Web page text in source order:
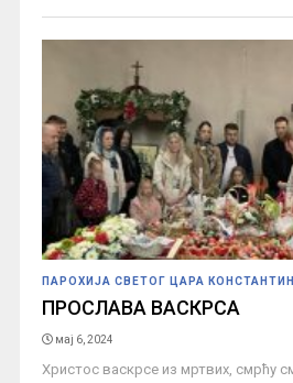
ПАРОХИЈА СВЕТОГ ЦАРА
ПРОСЛАВА ВАСКРСА
мај 6, 2024
Христос васкрсе из мртвих, смрћу